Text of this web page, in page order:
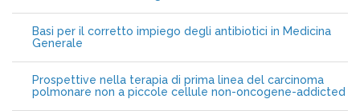
Basi per il corretto impiego degli antibiotici in Medicina
Generale
Prospettive nella terapia di prima linea del carcinoma
polmonare non a piccole cellule non-oncogene-addicted